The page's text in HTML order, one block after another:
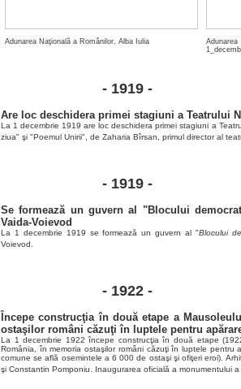
Adunarea Naţională a Românilor, Alba Iulia
- 1919 -
Are loc deschidera primei stagiuni a Teatrului
La 1 decembrie 1919 are loc deschidera primei stagiuni a
ziua" şi "Poemul Unirii", de Zaharia Bîrsan, primul director al
- 1919 -
Se formează un guvern al "Blocului
Vaida-Voievod
La 1 decembrie 1919 se formează un guvern al "Blocului
Voievod.
- 1922 -
Începe construcţia în două etape a
ostaşilor români căzuţi în luptele pentru
La 1 decembrie 1922 începe construcţia în două etape
România, în memoria ostaşilor români căzuţi în luptele pentru
comune se află osemintele a 6 000 de ostaşi şi ofiţeri eroi).
şi Constantin Pomponiu. Inaugurarea oficială a monumentului